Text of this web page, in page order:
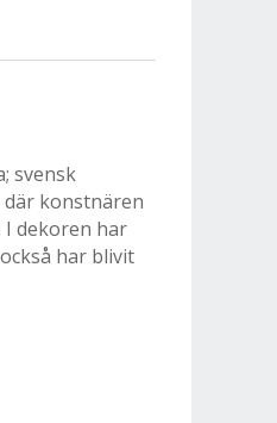
svensk
konstnären
I dekoren har
har blivit